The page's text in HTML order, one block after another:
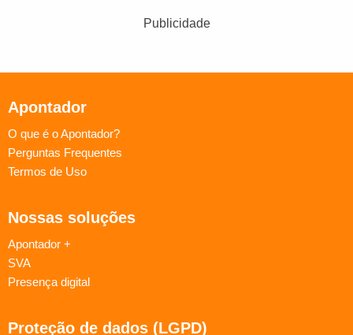
Publicidade
Apontador
O que é o Apontador?
Perguntas Frequentes
Termos de Uso
Nossas soluções
Apontador +
SVA
Presença digital
Proteção de dados (LGPD)